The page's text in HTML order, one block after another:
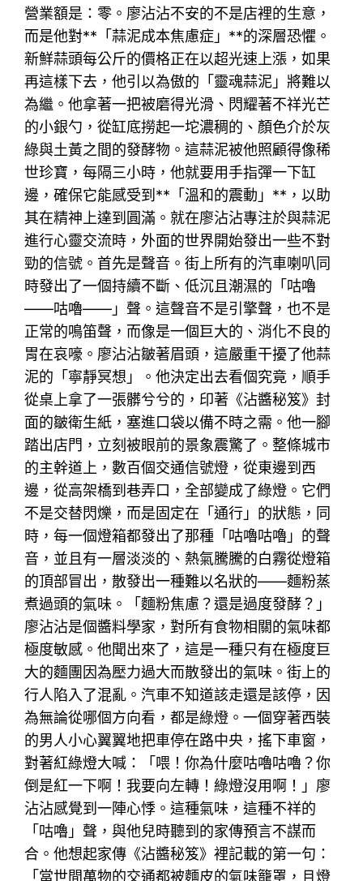
營業額是：零。廖沾沾不安的不是店裡的生意，
而是他對**「蒜泥成本焦慮症」**的深層恐懼。
新鮮蒜頭每公斤的價格正在以超光速上漲，如果
再這樣下去，他引以為傲的「靈魂蒜泥」將難以
為繼。他拿著一把被磨得光滑、閃耀著不祥光芒
的小銀勺，從缸底撈起一坨濃稠的、顏色介於灰
綠與土黃之間的發酵物。這蒜泥被他照顧得像稀
世珍寶，每隔三小時，他就要用手指彈一下缸
邊，確保它能感受到**「溫和的震動」**，以助
其在精神上達到圓滿。就在廖沾沾專注於與蒜泥
進行心靈交流時，外面的世界開始發出一些不對
勁的信號。首先是聲音。街上所有的汽車喇叭同
時發出了一個持續不斷、低沉且潮濕的「咕嚕
——咕嚕——」聲。這聲音不是引擎聲，也不是
正常的鳴笛聲，而像是一個巨大的、消化不良的
胃在哀嚎。廖沾沾皺著眉頭，這嚴重干擾了他蒜
泥的「寧靜冥想」。他決定出去看個究竟，順手
從桌上拿了一張髒兮兮的，印著《沾醬秘笈》封
面的皺衛生紙，塞進口袋以備不時之需。他一腳
踏出店門，立刻被眼前的景象震驚了。整條城市
的主幹道上，數百個交通信號燈，從東邊到西
邊，從高架橋到巷弄口，全部變成了綠燈。它們
不是交替閃爍，而是固定在「通行」的狀態，同
時，每一個燈箱都發出了那種「咕嚕咕嚕」的聲
音，並且有一層淡淡的、熱氣騰騰的白霧從燈箱
的頂部冒出，散發出一種難以名狀的——麵粉蒸
煮過頭的氣味。「麵粉焦慮？還是過度發酵？」
廖沾沾是個醬料學家，對所有食物相關的氣味都
極度敏感。他聞出來了，這是一種只有在極度巨
大的麵團因為壓力過大而散發出的氣味。街上的
行人陷入了混亂。汽車不知道該走還是該停，因
為無論從哪個方向看，都是綠燈。一個穿著西裝
的男人小心翼翼地把車停在路中央，搖下車窗，
對著紅綠燈大喊：「喂！你為什麼咕嚕咕嚕？你
倒是紅一下啊！我要向左轉！綠燈沒用啊！」廖
沾沾感覺到一陣心悸。這種氣味，這種不祥的
「咕嚕」聲，與他兒時聽到的家傳預言不謀而
合。他想起家傳《沾醬秘笈》裡記載的第一句：
「當世間萬物的交通都被麵皮的氣味籠罩，且燈